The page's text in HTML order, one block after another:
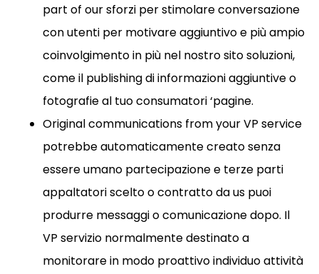
part of our sforzi per stimolare conversazione
con utenti per motivare aggiuntivo e più ampio
coinvolgimento in più nel nostro sito soluzioni,
come il publishing di informazioni aggiuntive o
fotografie al tuo consumatori ‘pagine.
Original communications from your VP service
potrebbe automaticamente creato senza
essere umano partecipazione e terze parti
appaltatori scelto o contratto da us puoi
produrre messaggi o comunicazione dopo. Il
VP servizio normalmente destinato a
monitorare in modo proattivo individuo attività